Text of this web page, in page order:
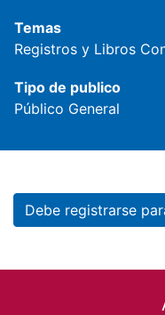
Temas
Registros y Libros
Tipo de publico
Público General
Debe registrarse